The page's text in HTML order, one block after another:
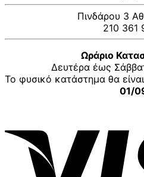
Πινδάρου 3
210 361
Ωράριο
Δευτέρα έως
Το φυσικό κατάστημα θα
01/